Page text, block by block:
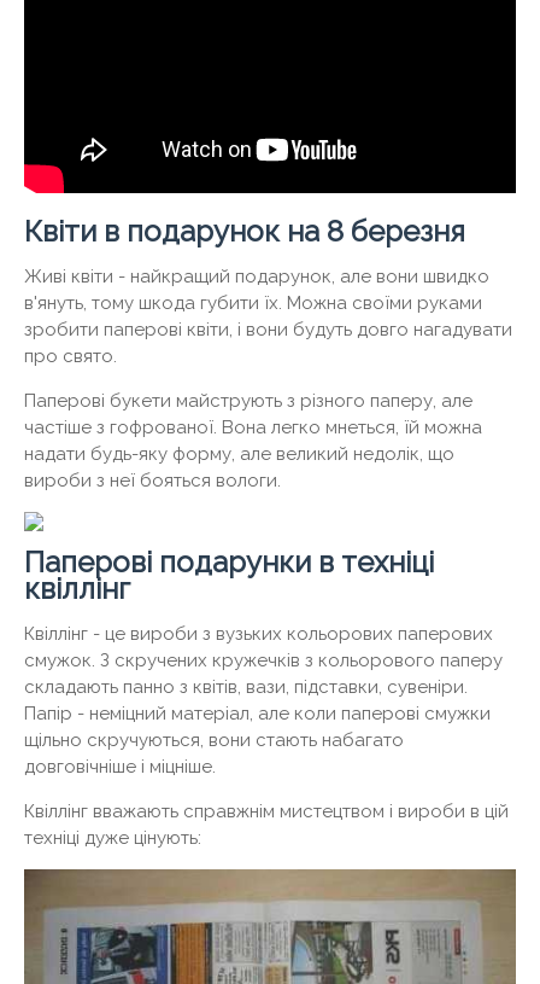
Квіти в подарунок на 8 березня
Живі квіти - найкращий подарунок, але вони швидко
в'януть, тому шкода губити їх. Можна своїми руками
зробити паперові квіти, і вони будуть довго нагадувати
про свято.
Паперові букети майструють з різного паперу, але
частіше з гофрованої. Вона легко мнеться, їй можна
надати будь-яку форму, але великий недолік, що
вироби з неї бояться вологи.
Паперові подарунки в техніці
квіллінг
Квіллінг - це вироби з вузьких кольорових паперових
смужок. З скручених кружечків з кольорового паперу
складають панно з квітів, вази, підставки, сувеніри.
Папір - неміцний матеріал, але коли паперові смужки
щільно скручуються, вони стають набагато
довговічніше і міцніше.
Квіллінг вважають справжнім мистецтвом і вироби в цій
техніці дуже цінують: